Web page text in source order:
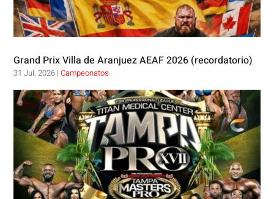
Grand Prix Villa de Aranjuez AEAF 2026 (recordatorio)
31 Jul, 2026 |Campeonatos